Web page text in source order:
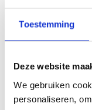
Toestemming
Deze website
We gebruiken
personaliseren,